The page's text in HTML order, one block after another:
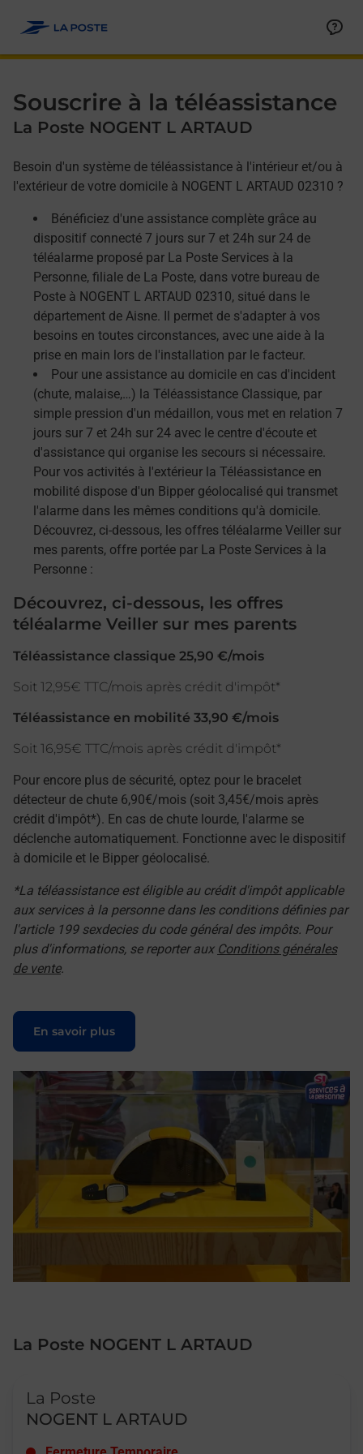
Souscrire à la téléassistance
La Poste NOGENT L ARTAUD
Besoin d'un système de téléassistance à l'intérieur et/ou à
l'extérieur de votre domicile à NOGENT L ARTAUD 02310 ?
Bénéficiez d'une assistance complète grâce au
dispositif connecté 7 jours sur 7 et 24h sur 24 de
téléalarme proposé par La Poste Services à la
Personne, filiale de La Poste, dans votre bureau de
Poste à NOGENT L ARTAUD 02310, situé dans le
département de Aisne. Il permet de s'adapter à vos
besoins en toutes circonstances, avec une aide à la
prise en main lors de l'installation par le facteur.
Pour une assistance au domicile en cas d'incident
(chute, malaise,…) la Téléassistance Classique, par
simple pression d'un médaillon, vous met en relation 7
jours sur 7 et 24h sur 24 avec le centre d'écoute et
d'assistance qui organise les secours si nécessaire.
Pour vos activités à l'extérieur la Téléassistance en
mobilité dispose d'un Bipper géolocalisé qui transmet
l'alarme dans les mêmes conditions qu'à domicile.
Découvrez, ci-dessous, les offres téléalarme Veiller sur
mes parents, offre portée par La Poste Services à la
Personne :
Découvrez, ci-dessous, les offres
téléalarme Veiller sur mes parents
Téléassistance classique 25,90 €/mois
Soit 12,95€ TTC/mois après crédit d'impôt*
Téléassistance en mobilité 33,90 €/mois
Soit 16,95€ TTC/mois après crédit d'impôt*
Pour encore plus de sécurité, optez pour le bracelet
détecteur de chute 6,90€/mois (soit 3,45€/mois après
crédit d'impôt*). En cas de chute lourde, l'alarme se
déclenche automatiquement. Fonctionne avec le dispositif
à domicile et le Bipper géolocalisé.
*La téléassistance est éligible au crédit d'impôt applicable
aux services à la personne dans les conditions définies par
l'article 199 sexdecies du code général des impôts. Pour
plus d'informations, se reporter aux Conditions générales
de vente.
En savoir plus
Le lien s'ouvre dans un nouvel onglet
La Poste NOGENT L ARTAUD
La Poste
NOGENT L ARTAUD